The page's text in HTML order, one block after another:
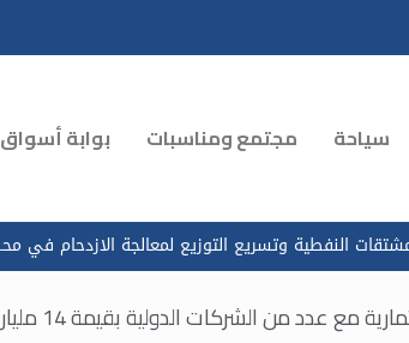
سياحة مجتمع ومناسبات بوابة
التوزيع لمعالجة الازدحام في محطات الوقود
من الشركات الدولية بقيمة 14 مليار دولار